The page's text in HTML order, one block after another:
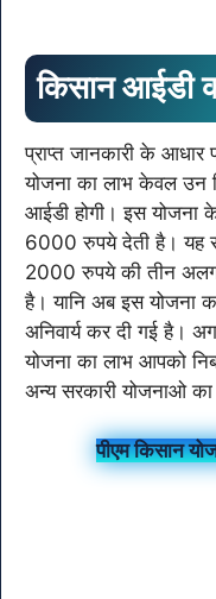
किसान आईडी
प्राप्त जानकारी के आधार
योजना का लाभ केवल उन
आईडी होगी। इस योजना
6000 रुपये देती है। यह
2000 रुपये की तीन
है। यानि अब इस योजना
अनिवार्य कर दी गई है।
योजना का लाभ आपको
अन्य सरकारी योजनाओ का
पीएम किसान